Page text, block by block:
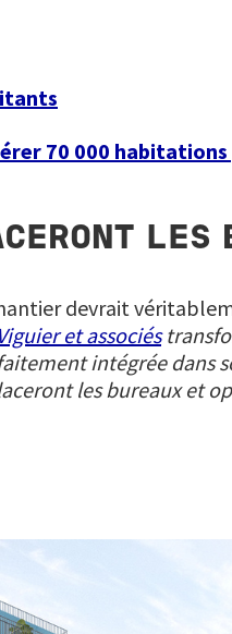
70 000 habitations
LES
devrait
et associés
intégrée dans
les bureaux et